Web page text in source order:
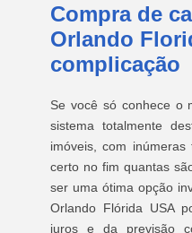
Compra de
Orlando
complicação
Se você só conhece o
sistema totalmente
imóveis, com
certo no fim quantas
ser uma ótima opção
Orlando Flórida USA
juros e da previsão